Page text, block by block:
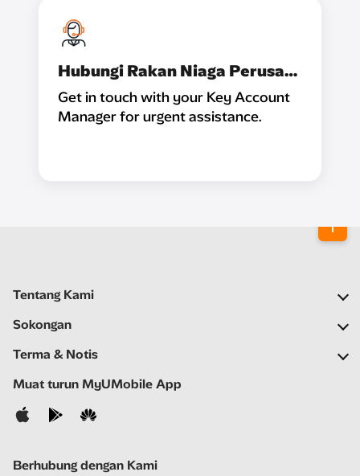
Hubungi Rakan Niaga Perusahaan
Get in touch with your Key Account
Manager for urgent assistance.
Tentang Kami
Syarikat Kami
Ruang Berita
Kerjaya
Sokongan
Soalan Lazim
Bantu Kendiri
Hubungi Kami
Terma & Notis
Notis Penting
Notis Privasi
Muat turun MyUMobile App
Berhubung dengan Kami